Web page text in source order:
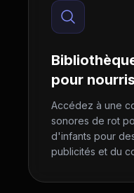
pour
Accédez à une
sonores de rot
d'infants pour
publicités et du